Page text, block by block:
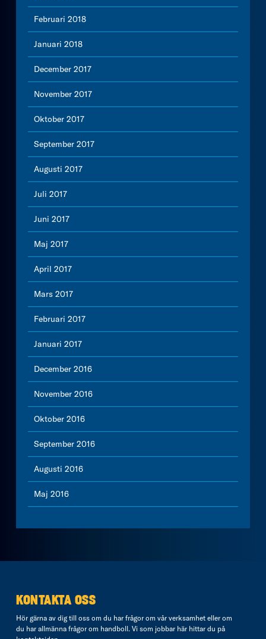
Februari 2018
Januari 2018
December 2017
November 2017
Oktober 2017
September 2017
Augusti 2017
Juli 2017
Juni 2017
Maj 2017
April 2017
Mars 2017
Februari 2017
Januari 2017
December 2016
November 2016
Oktober 2016
September 2016
Augusti 2016
Maj 2016
KONTAKTA OSS
Hör gärna av dig till oss om du har frågor om vår verksamhet eller om
du har allmänna frågor om handboll. Vi som jobbar här hittar du på